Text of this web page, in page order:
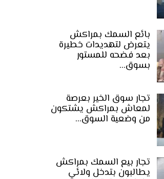
بائع السمك بمراكش
يتعرض لتهديدات خطيرة
بعد فضحه للمستور
بسوق…
تجار سوق الخير بعرصة
لمعاش بمراكش يشتكون
من وضعية السوق…
تجار بيع السمك بمراكش
يطالبون بتدخل ولائي